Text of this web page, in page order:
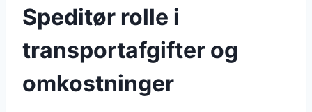
Speditør rolle i
transportafgifter og
omkostninger